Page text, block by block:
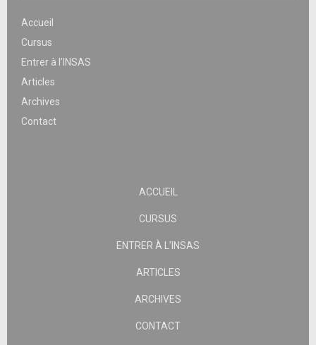
Accueil
Cursus
Entrer à l’INSAS
Articles
Archives
Contact
ACCUEIL
CURSUS
ENTRER À L’INSAS
ARTICLES
ARCHIVES
CONTACT